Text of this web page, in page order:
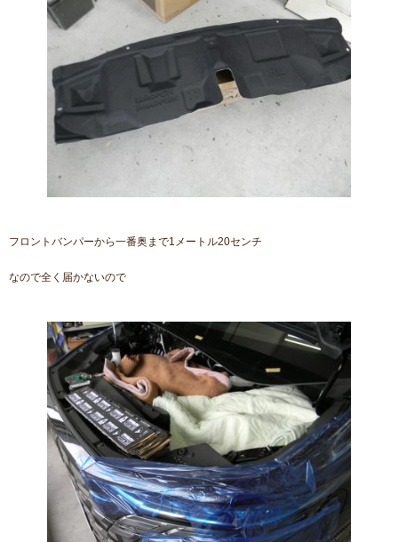
フロントバンパーから一番奥まで1メートル20センチ
なので全く届かないので